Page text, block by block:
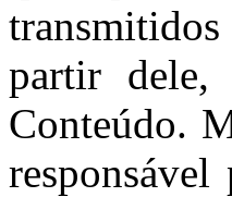
partir dele,
Conteúdo.